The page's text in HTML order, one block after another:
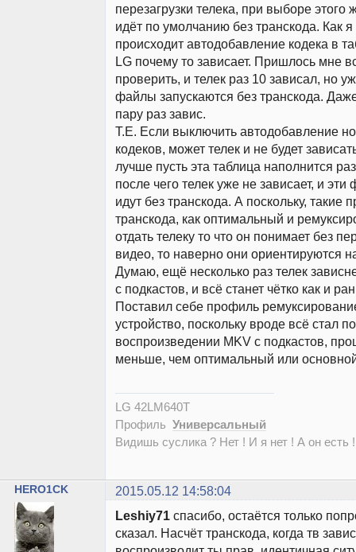
перезагрузки телека, при выборе этого
идёт по умолчанию без транскода. Как
происходит автодобавление кодека в
LG почему то зависает. Пришлось мне
проверить, и телек раз 10 зависал, но
файлы запускаются без транскода.
пару раз завис.
Т.Е. Если выключить автодобавление
кодеков, может телек и не будет
лучше пусть эта таблица наполнится
после чего телек уже не зависает, и
идут без транскода. А поскольку, такие
транскода, как оптимальный и
отдать телеку то что он понимает без
видео, то наверно они ориентируются
Думаю, ещё несколько раз телек
с подкастов, и всё станет чётко как и
Поставил себе профиль
устройство, поскольку вроде всё стал
воспроизведении MKV с подкастов,
меньше, чем оптимальный или
LG 42LM640T
Профиль Универсальный
Видишь суслика ? Нет ! И я нет ! А он есть
HERO1CK
2015.05.12 14:58:04
Leshiy71 спасибо, остаётся только
сказал. Насчёт транскода, когда тв